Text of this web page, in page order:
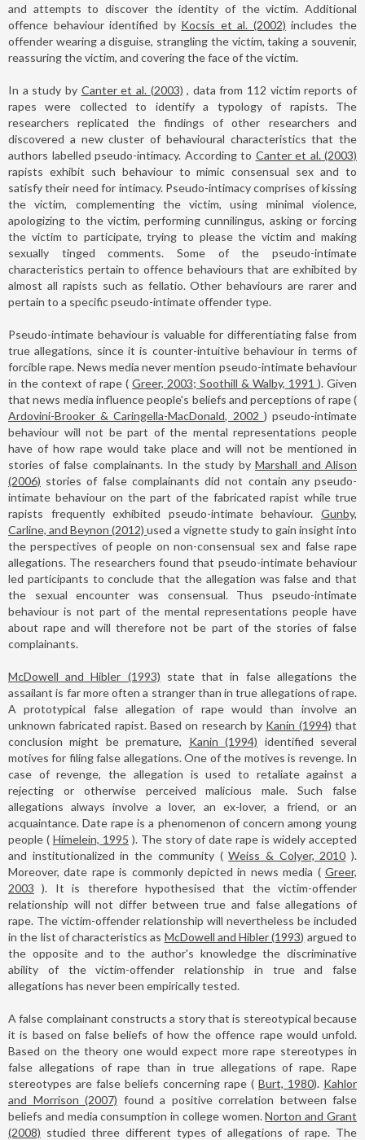
and attempts to discover the identity of the victim. Additional
offence behaviour identified by Kocsis et al. (2002) includes the
offender wearing a disguise, strangling the victim, taking a souvenir,
reassuring the victim, and covering the face of the victim.
In a study by Canter et al. (2003) , data from 112 victim reports of
rapes were collected to identify a typology of rapists. The
researchers replicated the findings of other researchers and
discovered a new cluster of behavioural characteristics that the
authors labelled pseudo-intimacy. According to Canter et al. (2003)
rapists exhibit such behaviour to mimic consensual sex and to
satisfy their need for intimacy. Pseudo-intimacy comprises of kissing
the victim, complementing the victim, using minimal violence,
apologizing to the victim, performing cunnilingus, asking or forcing
the victim to participate, trying to please the victim and making
sexually tinged comments. Some of the pseudo-intimate
characteristics pertain to offence behaviours that are exhibited by
almost all rapists such as fellatio. Other behaviours are rarer and
pertain to a specific pseudo-intimate offender type.
Pseudo-intimate behaviour is valuable for differentiating false from
true allegations, since it is counter-intuitive behaviour in terms of
forcible rape. News media never mention pseudo-intimate behaviour
in the context of rape ( Greer, 2003; Soothill & Walby, 1991 ). Given
that news media influence people's beliefs and perceptions of rape (
Ardovini-Brooker & Caringella-MacDonald, 2002 ) pseudo-intimate
behaviour will not be part of the mental representations people
have of how rape would take place and will not be mentioned in
stories of false complainants. In the study by Marshall and Alison
(2006) stories of false complainants did not contain any pseudo-
intimate behaviour on the part of the fabricated rapist while true
rapists frequently exhibited pseudo-intimate behaviour. Gunby,
Carline, and Beynon (2012)used a vignette study to gain insight into
the perspectives of people on non-consensual sex and false rape
allegations. The researchers found that pseudo-intimate behaviour
led participants to conclude that the allegation was false and that
the sexual encounter was consensual. Thus pseudo-intimate
behaviour is not part of the mental representations people have
about rape and will therefore not be part of the stories of false
complainants.
McDowell and Hibler (1993) state that in false allegations the
assailant is far more often a stranger than in true allegations of rape.
A prototypical false allegation of rape would than involve an
unknown fabricated rapist. Based on research by Kanin (1994) that
conclusion might be premature, Kanin (1994) identified several
motives for filing false allegations. One of the motives is revenge. In
case of revenge, the allegation is used to retaliate against a
rejecting or otherwise perceived malicious male. Such false
allegations always involve a lover, an ex-lover, a friend, or an
acquaintance. Date rape is a phenomenon of concern among young
people ( Himelein, 1995 ). The story of date rape is widely accepted
and institutionalized in the community (Weiss & Colyer, 2010 ).
Moreover, date rape is commonly depicted in news media ( Greer,
2003 ). It is therefore hypothesised that the victim-offender
relationship will not differ between true and false allegations of
rape. The victim-offender relationship will nevertheless be included
in the list of characteristics as McDowell and Hibler (1993) argued to
the opposite and to the author's knowledge the discriminative
ability of the victim-offender relationship in true and false
allegations has never been empirically tested.
A false complainant constructs a story that is stereotypical because
it is based on false beliefs of how the offence rape would unfold.
Based on the theory one would expect more rape stereotypes in
false allegations of rape than in true allegations of rape. Rape
stereotypes are false beliefs concerning rape ( Burt, 1980). Kahlor
and Morrison (2007) found a positive correlation between false
beliefs and media consumption in college women.Norton and Grant
(2008) studied three different types of allegations of rape. The